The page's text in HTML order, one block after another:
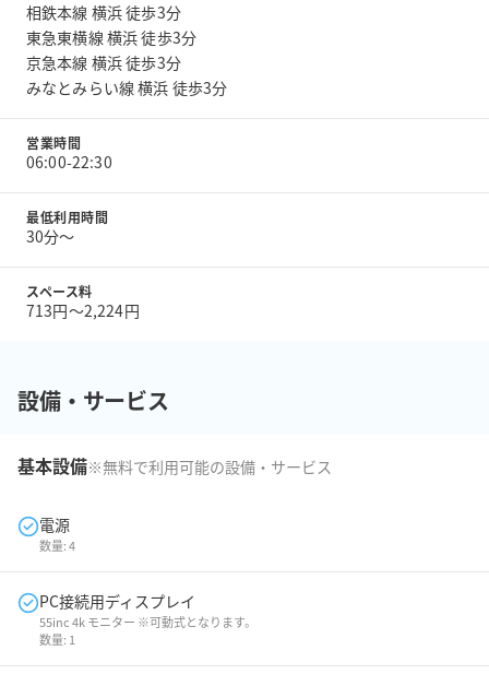
相鉄本線 横浜 徒歩3分
東急東横線 横浜 徒歩3分
京急本線 横浜 徒歩3分
みなとみらい線 横浜 徒歩3分
営業時間
06:00-22:30
最低利用時間
30分〜
スペース料
713円〜2,224円
設備・サービス
基本設備※無料で利用可能の設備・サービス
電源
数量:4
PC接続用ディスプレイ
55inc 4k モニター ※可動式となります。
数量: 1